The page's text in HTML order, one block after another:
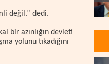
değil.” dedi.
bir azınlığın devleti
yolunu tıkadığını